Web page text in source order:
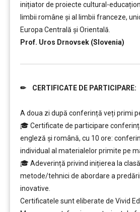
inițiator de proiecte cultural-
limbii române și al limbii franceze,
Europa Centrală și Orientală.
Prof. Uros Drnovsek (Slovenia)
✏ CERTIFICATE DE PARTICIPARE:
A doua zi după conferință veți primi
🎓 Certificate de participare
engleză și română, cu 10 ore:
individual al materialelor primite pe
🎓 Adeverință privind inițierea la
metode/tehnici de abordare a
inovative.
Certificatele sunt eliberate de Vivid